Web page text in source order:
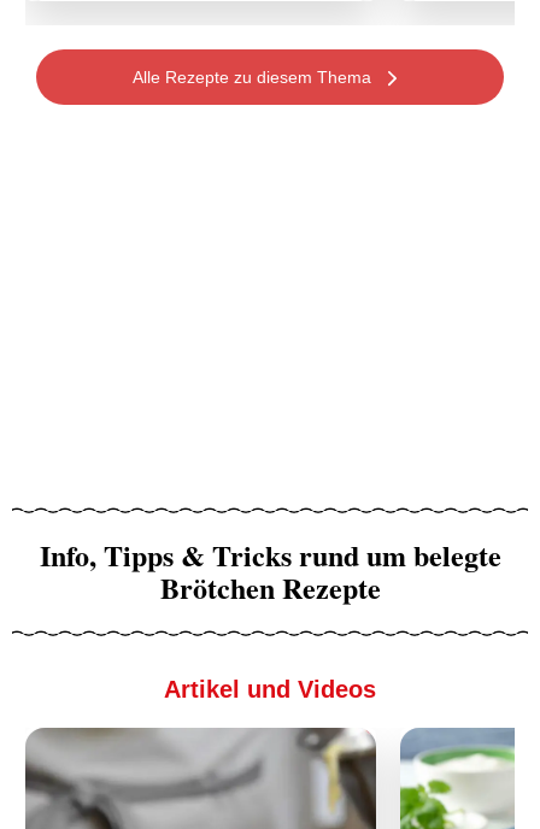
Alle Rezepte zu diesem Thema
Info, Tipps & Tricks rund um belegte
Brötchen Rezepte
Artikel und Videos